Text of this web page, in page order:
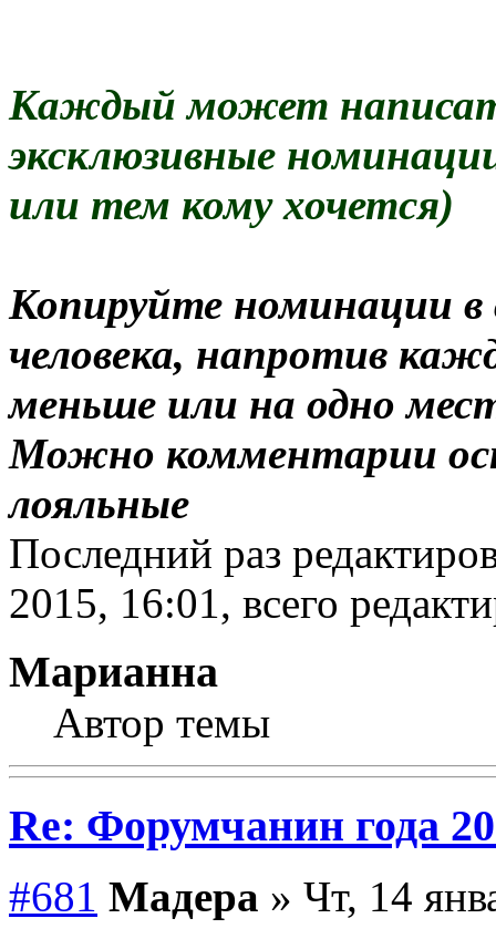
Каждый может
эксклюзивные
или тем кому хочется)
Копируйте номинации
человека, напротив
меньше или на одно
Можно комментарии
лояльные
Последний раз
2015, 16:01, всего
Марианна
Автор темы
Re: Форумчанин
#681 Мадера » Чт, 14